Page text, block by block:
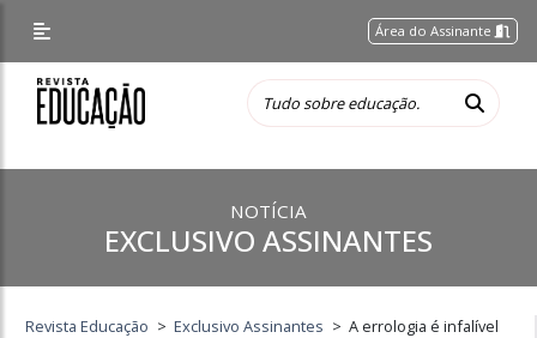
Área do Assinante
NOTÍCIA
EXCLUSIVO ASSINANTES
Revista Educação > Exclusivo Assinantes > A errologia é infalível